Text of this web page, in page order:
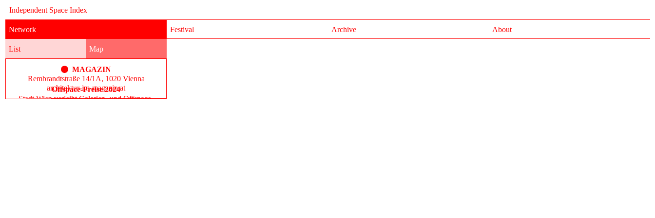
Independent Space Index
Network
List Map
Festival Archive About
MAGAZIN
Rembrandtstraße 14/1A, 1020 Vienna
architektur-im-magazin.at
Offspace-Preise 2024
Stadt Wien verleiht Galerien- und Offspace-